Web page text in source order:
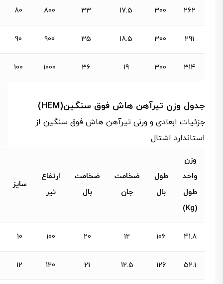
262
300
17.5
33
800
80
291
300
18.5
35
900
90
314
300
19
36
1000
100
جدول وزن تیرآهن هاش فوق سنگین(HEM)
جزئیات ابعادی و ورنی تیرآهن هاش فوق سنگین از
استاندارد اشتال
وزن
واحد
طول
(Kg)
طول
بال
ضخامت
جان
ضخامت
بال
ارتفاع
تیر
سایز
41.8
106
12
20
100
10
52.1
126
12.5
21
120
12